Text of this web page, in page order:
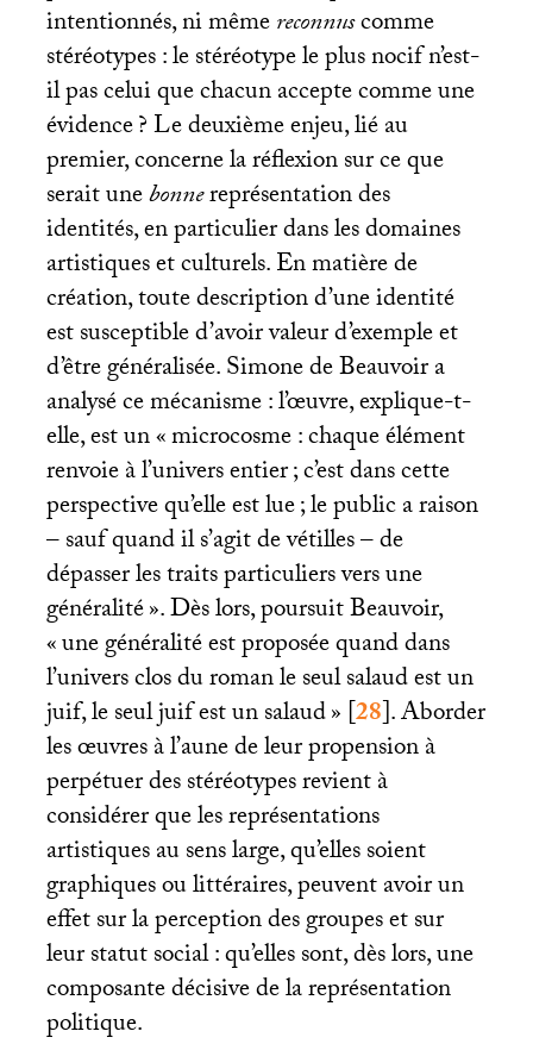
intentionnés, ni mêmereconnuscomme
stéréotypes : le stéréotype le plus nocif n’est-
il pas celui que chacun accepte comme une
évidence? Le deuxième enjeu, lié au
premier, concerne la réflexion sur ce que
serait unebonnereprésentation des
identités, en particulier dans les domaines
artistiques et culturels. En matière de
création, toute description d’une identité
est susceptible d’avoir valeur d’exemple et
d’être généralisée. Simone de Beauvoir a
analysé ce mécanisme : l’œuvre, explique-t-
elle, est un «microcosme : chaque élément
renvoie à l’univers entier; c’est dans cette
perspective qu’elle est lue; le public a raison
– sauf quand il s’agit de vétilles – de
dépasser les traits particuliers vers une
généralité». Dès lors, poursuit Beauvoir,
«une généralité est proposée quand dans
l’univers clos du roman le seul salaud est un
juif, le seul juif est un salaud»[28]. Aborder
les œuvres à l’aune de leur propension à
perpétuer des stéréotypes revient à
considérer que les représentations
artistiques au sens large, qu’elles soient
graphiques ou littéraires, peuvent avoir un
effet sur la perception des groupes et sur
leur statut social : qu’elles sont, dès lors, une
composante décisive de la représentation
politique.